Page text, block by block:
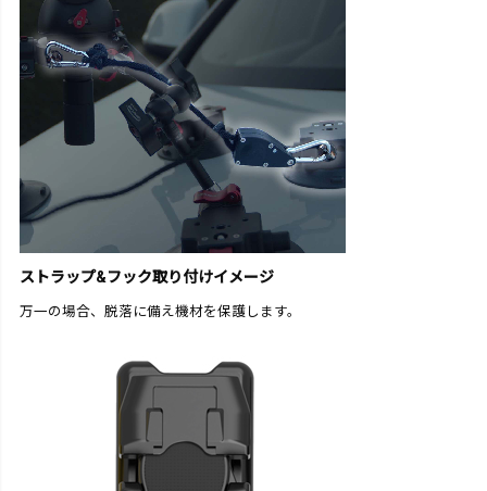
ストラップ&フック取り付けイメージ
万一の場合、脱落に備え機材を保護します。